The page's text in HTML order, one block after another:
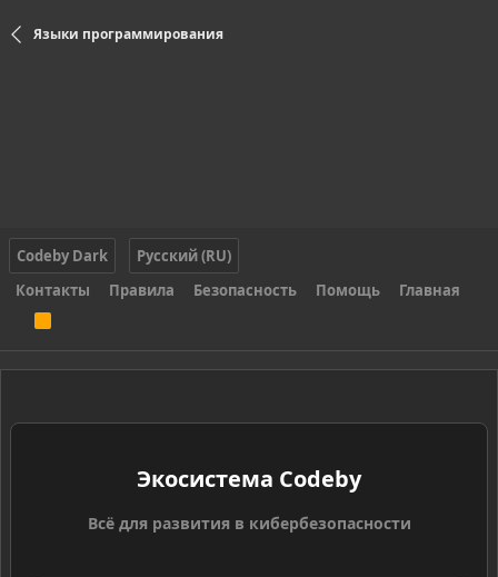
Языки программирования
Codeby Dark
Русский (RU)
Контакты
Правила Безопасность Помощь Главная
S
Экосистема Codeby
Всё для развития в кибербезопасности